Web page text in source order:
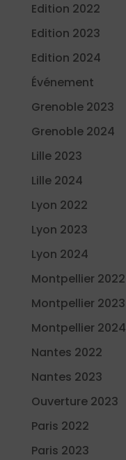
Edition 2022
Edition 2023
Edition 2024
Événement
Grenoble 2023
Grenoble 2024
Lille 2023
Lille 2024
Lyon 2022
Lyon 2023
Lyon 2024
Montpellier 2022
Montpellier 2023
Montpellier 2024
Nantes 2022
Nantes 2023
Ouverture 2023
Paris 2022
Paris 2023